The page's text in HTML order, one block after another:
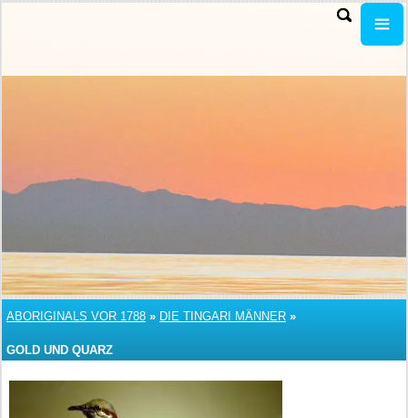
ABORIGINALS VOR 1788 » DIE TINGARI MÄNNER »
GOLD UND QUARZ